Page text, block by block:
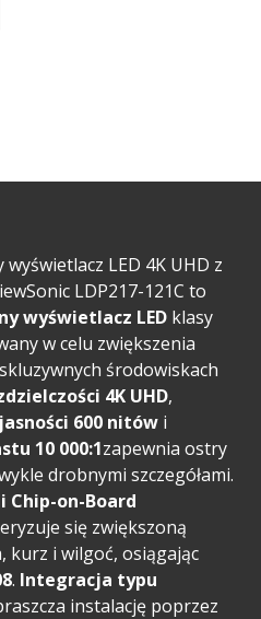
LED 4K UHD z
LDP217-121C to
wyświetlacz LED klasy
w celu zwiększenia
środowiskach
4K UHD,
600 nitów i
10 000:1zapewnia ostry
drobnymi szczegółami.
Chip-on-Board
się zwiększoną
kurz i wilgoć, osiągając
. Integracja typu
instalację poprzez